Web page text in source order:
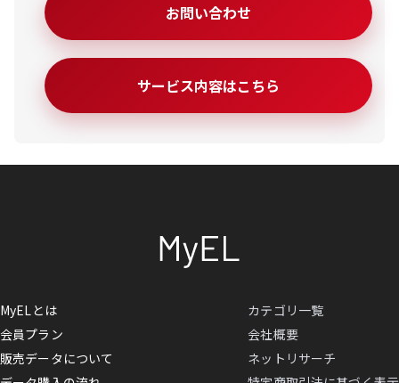
お問い合わせ
サービス内容はこちら
MyELとは
会員プラン
販売データについて
カテゴリ一覧
会社概要
ネットリサーチ